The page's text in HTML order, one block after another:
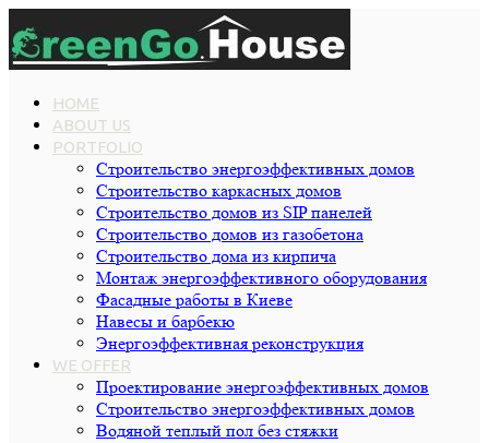
HOME
ABOUT US
PORTFOLIO
Строительство энергоэффективных домов
Строительство каркасных домов
Строительство домов из SIP панелей
Строительство домов из газобетона
Строительство дома из кирпича
Монтаж энергоэффективного оборудования
Фасадные работы в Киеве
Навесы и барбекю
Энергоэффективная реконструкция
WE OFFER
Проектирование энергоэффективных домов
Строительство энергоэффективных домов
Водяной теплый пол без стяжки